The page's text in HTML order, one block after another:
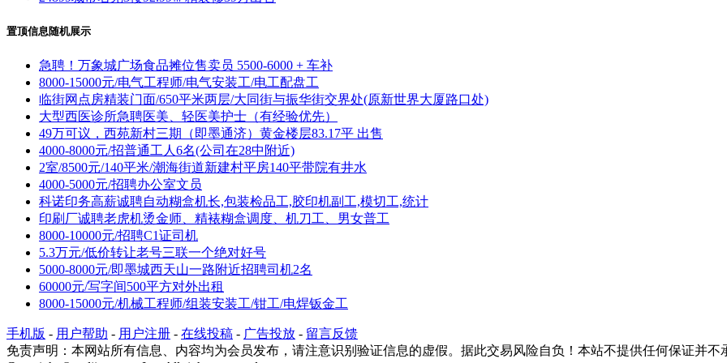
置顶信息随机展示
急聘！万象城广场食品摊位售卖员 5500-6000 + 车补
8000-15000元/电气工程师/电气安装工/电工配盘工
临街网点房精装门面/650平米两层/大同街与振华街交界处(原新世界大厦路口处)
大型西医诊所急聘医美、轻医美护士（有经验优先）
49万可议，西苑新村三期（即墨通济）黄金楼层83.17平 出售
4000-8000元/招普通工人6名(公司在28中附近)
2室/8500元/140平米/潮海街道新建村平房140平带院有井水
4000-5000元/招聘办公室文员
科诺印务高薪诚聘自动糊盒机长,包装检品工,胶印机副工,模切工,统计
印刷厂诚聘老虎机烫金师、精裱糊盒调度、机刀工、男女普工
8000-10000元/招聘C1证司机
5.3万元/低价转让老号三联一个绝对好号
5000-8000元/即墨城西天山一路附近招聘司机2名
60000元/写字间500平方对外出租
8000-15000元/机械工程师/组装安装工/钳工/电焊钣金工
手机版 - 用户帮助 - 用户注册 - 在线投稿 - 广告投放 - 留言反馈
免责声明：本网站所有信息、内容均为会员发布，请注意识别验证信息的虚假。据此交易风险自负！本站不提供任何保证并不